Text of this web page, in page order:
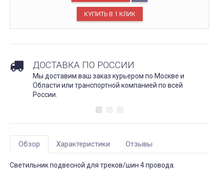
ДОСТАВКА ПО РОССИИ
Мы доставим ваш заказ курьером по Москве и
Области или транспортной компанией по всей
России.
Обзор Характеристики Отзывы
Светильник подвесной для треков/шин 4 провода.